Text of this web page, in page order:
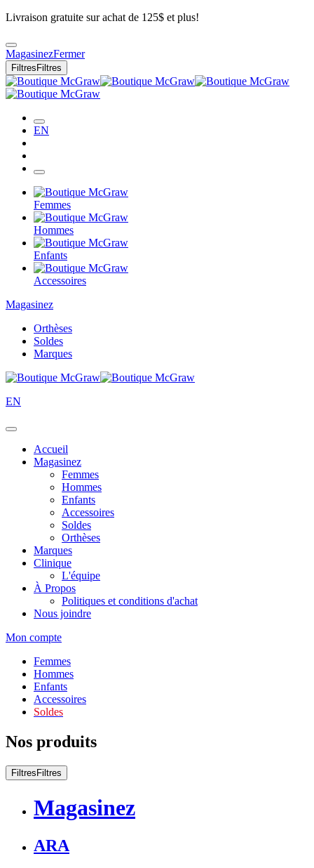
Livraison gratuite sur achat de 125$ et plus!
MagasinezFermer
Filtres Filtres
EN
Femmes
Hommes
Enfants
Accessoires
Magasinez
Orthèses
Soldes
Marques
EN
Accueil
Magasinez
Femmes
Hommes
Enfants
Accessoires
Soldes
Orthèses
Marques
Clinique
L'équipe
À Propos
Politiques et conditions d'achat
Nous joindre
Mon compte
Femmes
Hommes
Enfants
Accessoires
Soldes
Nos produits
Filtres Filtres
Magasinez
ARA